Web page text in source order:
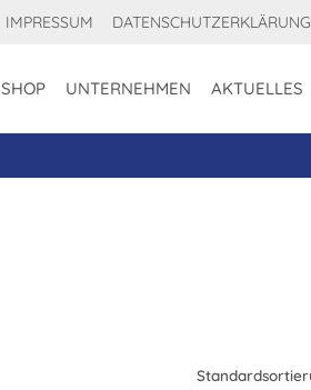
IMPRESSUM DATENSCHUTZERKLÄRUNG
SHOP UNTERNEHMEN AKTUELLES